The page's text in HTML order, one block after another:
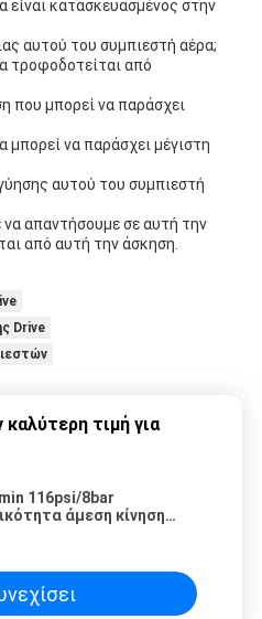
είναι κατασκευασμένος στην
αυτού του συμπιεστή αέρα;
τροφοδοτείται από
που μπορεί να παράσχει
να παράσχει μέγιστη
αυτού του συμπιεστή
απαντήσουμε σε αυτή την
από αυτή την άσκηση.
Drive
τιμή για
116psi/8bar
άμεση κίνηση
1.5KW 50L